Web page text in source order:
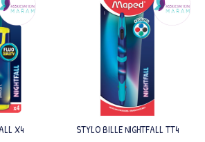
X4 STYLO BILLE NIGHTFALL TT4